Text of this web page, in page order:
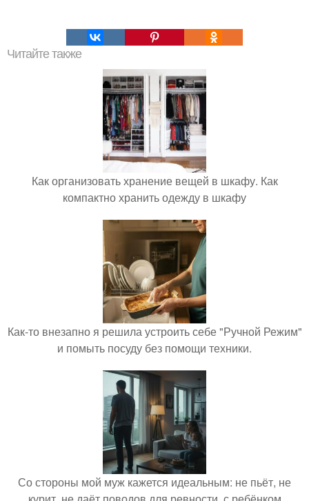
Читайте также
Как организовать хранение вещей в шкафу. Как
компактно хранить одежду в шкафу
Как-то внезапно я решила устроить себе "Ручной Режим"
и помыть посуду без помощи техники.
Со стороны мой муж кажется идеальным: не пьёт, не